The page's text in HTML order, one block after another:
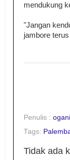
mendukung
"Jangan
jambore
Penulis :
Tags:
Tidak ada